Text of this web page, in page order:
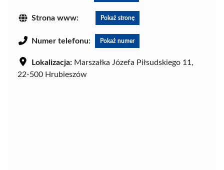
Strona www: Pokaż stronę
Numer telefonu: Pokaż numer
Lokalizacja: Marszałka Józefa Piłsudskiego 11,
22-500 Hrubieszów